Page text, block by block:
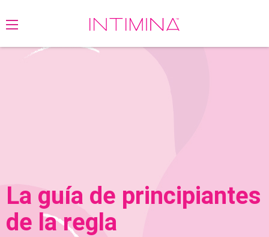
La guía de principiantes
de la regla